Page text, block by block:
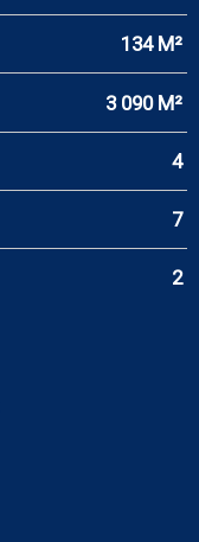
134 M²
3 090 M²
4
7
2